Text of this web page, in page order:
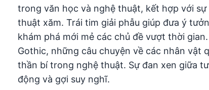
trong văn học và nghệ thuật, kết hợp với
thuật xăm. Trái tim giải phẫu giúp đưa ý
khám phá mới mẻ các chủ đề vượt thời
Gothic, những câu chuyện về các nhân vật
thần bí trong nghệ thuật. Sự đan xen giữa
động và gợi suy nghĩ.